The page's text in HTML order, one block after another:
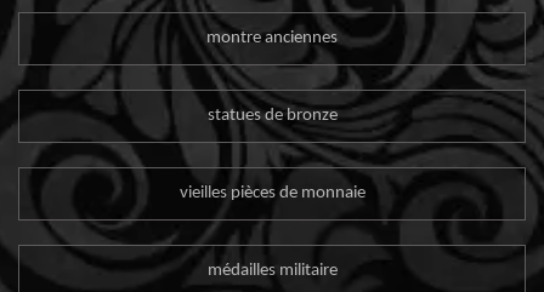
montre anciennes
statues de bronze
vieilles pièces de monnaie
médailles militaire